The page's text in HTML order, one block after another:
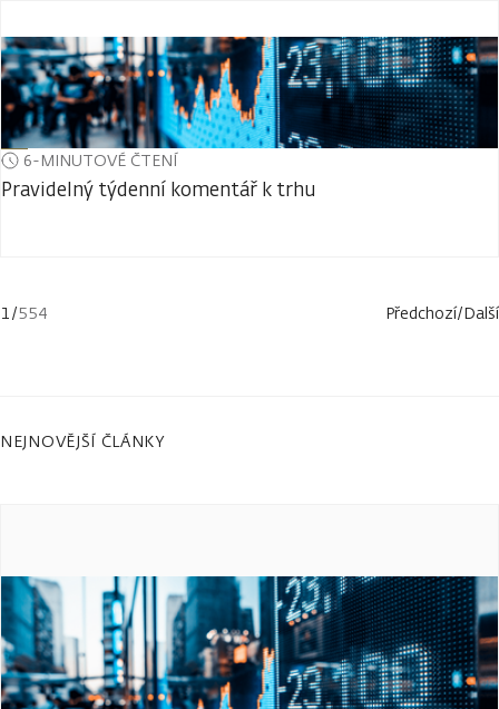
6-MINUTOVÉ ČTENÍ
Pravidelný týdenní komentář k trhu
1/554 Předchozí/Další
NEJNOVĚJŠÍ ČLÁNKY